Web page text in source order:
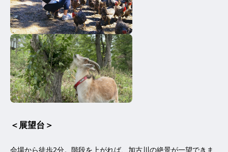
＜展望台＞
会場から徒歩2分。階段を上がれば、加古川の絶景が一望できま